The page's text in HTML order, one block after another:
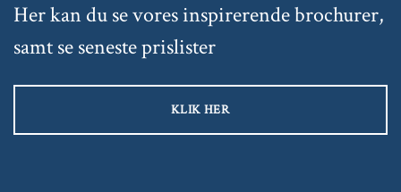
Her kan du se vores inspirerende brochurer,
samt se seneste prislister
KLIK HER